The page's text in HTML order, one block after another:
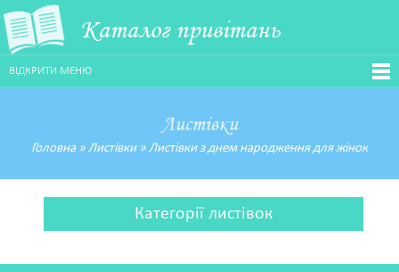
Каталог привітань
ВІДКРИТИ МЕНЮ
Листівки
Головна» Листівки» Листівки з днем народження для жінок
Категорії листівок